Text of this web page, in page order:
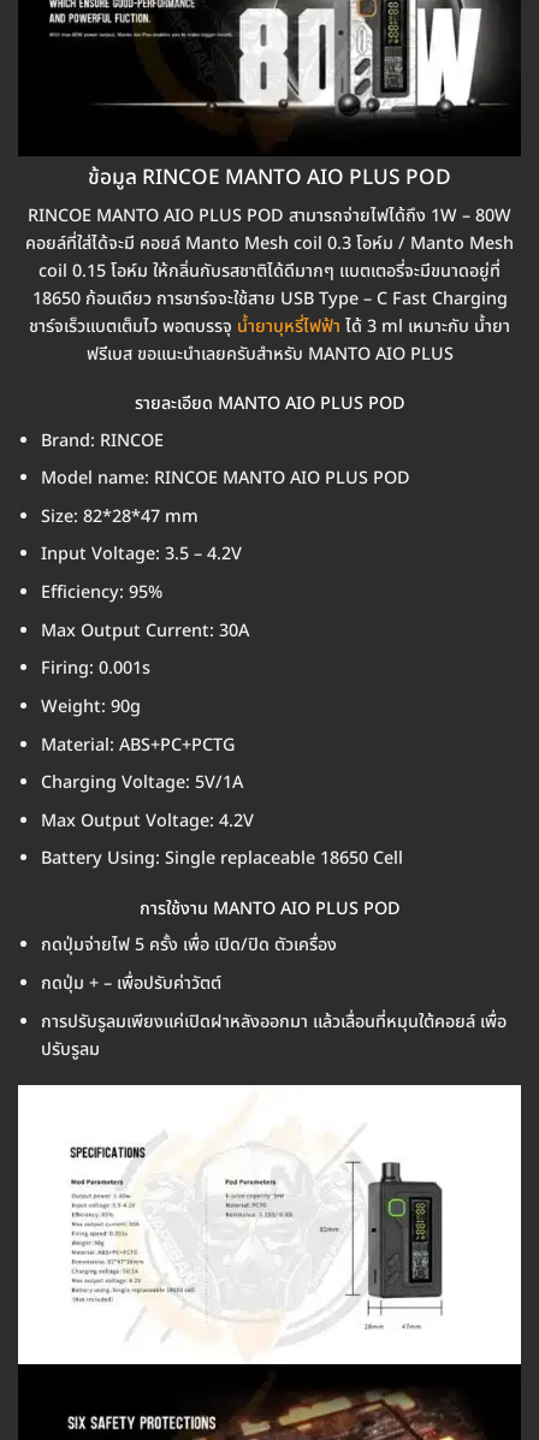
ข้อมูล RINCOE MANTO AIO PLUS POD
RINCOE MANTO AIO PLUS POD สามารถจ่ายไฟได้ถึง 1W – 80W
คอยล์ที่ใส่ได้จะมี คอยล์ Manto Mesh coil 0.3 โอห์ม / Manto Mesh
coil 0.15 โอห์ม ให้กลิ่นกับรสชาติได้ดีมากๆ แบตเตอรี่จะมีขนาดอยู่ที่
18650 ก้อนเดียว การชาร์จจะใช้สาย USB Type – C Fast Charging
ชาร์จเร็วแบตเต็มไว พอตบรรจุ น้ำยาบุหรี่ไฟฟ้า ได้ 3 ml เหมาะกับ น้ำยา
ฟรีเบส ขอแนะนำเลยครับสำหรับ MANTO AIO PLUS
รายละเอียด MANTO AIO PLUS POD
Brand: RINCOE
Model name: RINCOE MANTO AIO PLUS POD
Size: 82*28*47 mm
Input Voltage: 3.5 – 4.2V
Efficiency: 95%
Max Output Current: 30A
Firing: 0.001s
Weight: 90g
Material: ABS+PC+PCTG
Charging Voltage: 5V/1A
Max Output Voltage: 4.2V
Battery Using: Single replaceable 18650 Cell
การใช้งาน MANTO AIO PLUS POD
กดปุ่มจ่ายไฟ 5 ครั้ง เพื่อ เปิด/ปิด ตัวเครื่อง
กดปุ่ม + – เพื่อปรับค่าวัตต์
การปรับรูลมเพียงแค่เปิดฝาหลังออกมา แล้วเลื่อนที่หมุนใต้คอยล์ เพื่อ
ปรับรูลม